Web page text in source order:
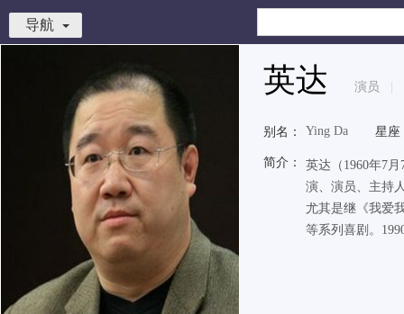
导航
英达 演员
别名： Ying Da 星座
简介：
英达（1960年7
演、演员、主持
尤其是继《我爱
等系列喜剧。